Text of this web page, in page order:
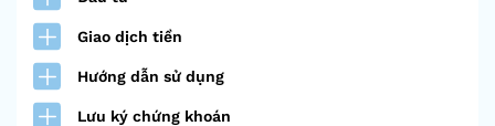
Giao dịch tiền
Hướng dẫn sử dụng
Lưu ký chứng khoán